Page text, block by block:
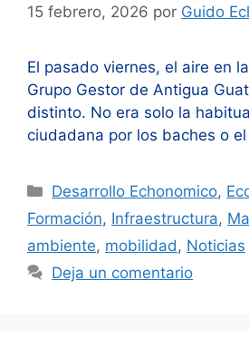
15 febrero, 2026 por Guido
El pasado viernes, el aire en
Grupo Gestor de Antigua
distinto. No era solo la
ciudadana por los baches o
Categorías
Desarrollo Echonomico,
Formación, Infraestructura,
ambiente, mobilidad, Noticias
Deja un comentario